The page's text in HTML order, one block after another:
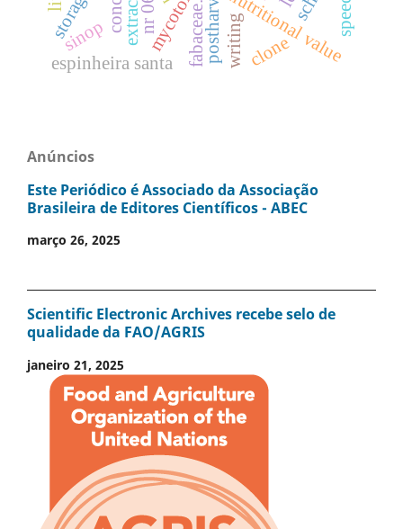
postharvestnutritional value
fabaceae. writing
espinheira santa
storage
clone
sinop
nr 06
Anúncios
Este Periódico é Associado da Associação
Brasileira de Editores Científicos - ABEC
março 26, 2025
Scientific Electronic Archives recebe selo de
qualidade da FAO/AGRIS
janeiro 21, 2025